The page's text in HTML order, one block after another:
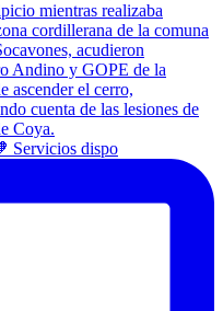
Servicios dispo